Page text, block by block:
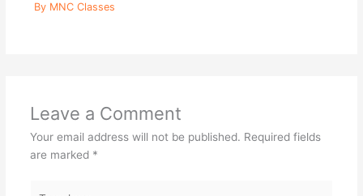
By MNC Classes
Leave a Comment
Your email address will not be published. Required fields
are marked *